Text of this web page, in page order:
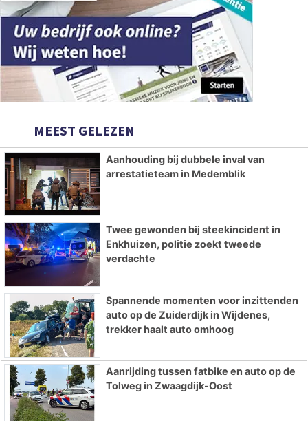
MEEST GELEZEN
Aanhouding bij dubbele inval van
arrestatieteam in Medemblik
Twee gewonden bij steekincident in
Enkhuizen, politie zoekt tweede
verdachte
Spannende momenten voor inzittenden
auto op de Zuiderdijk in Wijdenes,
trekker haalt auto omhoog
Aanrijding tussen fatbike en auto op de
Tolweg in Zwaagdijk-Oost